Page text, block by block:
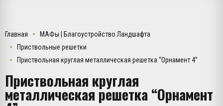
Главная
МАФы | Благоустройство Ландшафта
Приствольные решетки
Приствольная круглая металлическая решетка “Орнамент 4”
Приствольная круглая
металлическая решетка “Орнамент